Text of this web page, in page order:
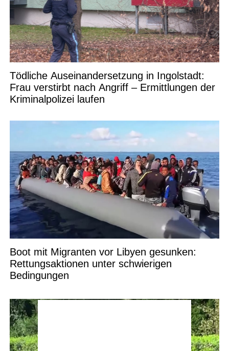
Tödliche Auseinandersetzung in Ingolstadt:
Frau verstirbt nach Angriff – Ermittlungen der
Kriminalpolizei laufen
Boot mit Migranten vor Libyen gesunken:
Rettungsaktionen unter schwierigen
Bedingungen